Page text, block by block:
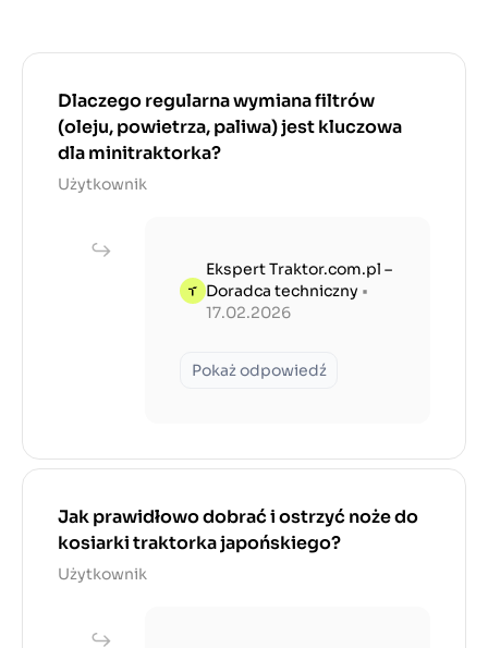
Dlaczego regularna wymiana filtrów
(oleju, powietrza, paliwa) jest kluczowa
dla minitraktorka?
Użytkownik
Ekspert Traktor.com.pl –
Doradca techniczny •
17.02.2026
Pokaż odpowiedź
Jak prawidłowo dobrać i ostrzyć noże do
kosiarki traktorka japońskiego?
Użytkownik